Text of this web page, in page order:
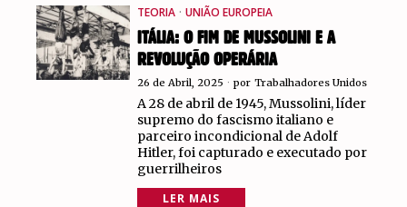
TEORIA · UNIÃO EUROPEIA
ITÁLIA: O FIM DE MUSSOLINI E A
REVOLUÇÃO OPERÁRIA
26 de Abril, 2025 por Trabalhadores Unidos
A 28 de abril de 1945, Mussolini, líder
supremo do fascismo italiano e
parceiro incondicional de Adolf
Hitler, foi capturado e executado por
guerrilheiros
LER MAIS